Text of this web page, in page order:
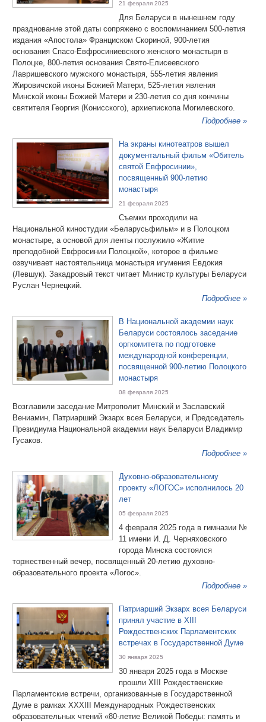
21 февраля 2025
Для Беларуси в нынешнем году
празднование этой даты сопряжено с воспоминанием 500-летия
издания «Апостола» Франциском Скориной, 900-летия
основания Спасо-Евфросиниевского женского монастыря в
Полоцке, 800-летия основания Свято-Елисеевского
Лавришевского мужского монастыря, 555-летия явления
Жировичской иконы Божией Матери, 525-летия явления
Минской иконы Божией Матери и 230-летия со дня кончины
святителя Георгия (Конисского), архиепископа Могилевского.
Подробнее »
На экраны кинотеатров вышел
документальный фильм «Обитель
святой Евфросинии»,
посвященный 900-летию
монастыря
21 февраля 2025
Съемки проходили на
Национальной киностудии «Беларусьфильм» и в Полоцком
монастыре, а основой для ленты послужило «Житие
преподобной Евфросинии Полоцкой», которое в фильме
озвучивает настоятельница монастыря игумения Евдокия
(Левшук). Закадровый текст читает Министр культуры Беларуси
Руслан Чернецкий.
Подробнее »
В Национальной академии наук
Беларуси состоялось заседание
оргкомитета по подготовке
международной конференции,
посвященной 900-летию Полоцкого
монастыря
08 февраля 2025
Возглавили заседание Митрополит Минский и Заславский
Вениамин, Патриарший Экзарх всея Беларуси, и Председатель
Президиума Национальной академии наук Беларуси Владимир
Гусаков.
Подробнее »
Духовно-образовательному
проекту «ЛОГОС» исполнилось 20
лет
05 февраля 2025
4 февраля 2025 года в гимназии №
11 имени И. Д. Черняховского
города Минска состоялся
торжественный вечер, посвященный 20-летию духовно-
образовательного проекта «Логос».
Подробнее »
Патриарший Экзарх всея Беларуси
принял участие в XIII
Рождественских Парламентских
встречах в Государственной Думе
30 января 2025
30 января 2025 года в Москве
прошли XIII Рождественские
Парламентские встречи, организованные в Государственной
Думе в рамках XХХIII Международных Рождественских
образовательных чтений «80-летие Великой Победы: память и